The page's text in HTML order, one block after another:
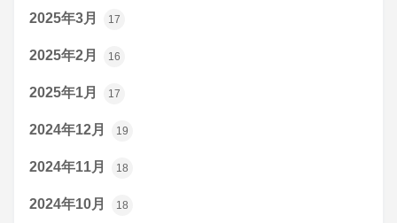
2025年3月 17
2025年2月 16
2025年1月 17
2024年12月 19
2024年11月 18
2024年10月 18